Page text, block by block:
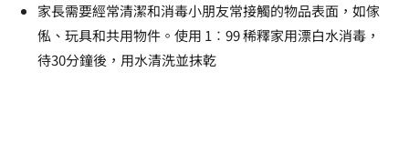
家長需要經常清潔和消毒小朋友常接觸的物品表面，如傢
俬、玩具和共用物件。使用 1︰99 稀釋家用漂白水消毒，
待30分鐘後，用水清洗並抹乾